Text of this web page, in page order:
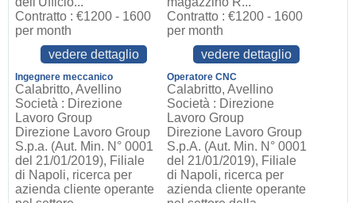
Contratto : €1200 - 1600
per month
vedere dettaglio
Contratto : €1200 - 1600
per month
vedere dettaglio
Ingegnere meccanico
Calabritto, Avellino
Società : Direzione
Lavoro Group
Direzione Lavoro Group
S.p.a. (Aut. Min. N° 0001
del 21/01/2019), Filiale
di Napoli, ricerca per
azienda cliente operante
Operatore CNC
Calabritto, Avellino
Società : Direzione
Lavoro Group
Direzione Lavoro Group
S.p.A. (Aut. Min. N° 0001
del 21/01/2019), Filiale
di Napoli, ricerca per
azienda cliente operante